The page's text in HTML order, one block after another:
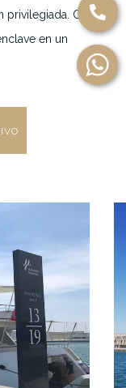
privilegiada. Con
en un